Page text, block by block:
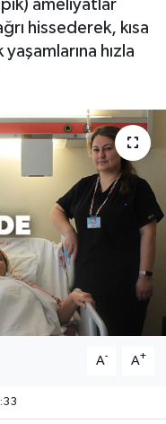
ameliyatlar
hissederek, kısa
hızla
A- A+